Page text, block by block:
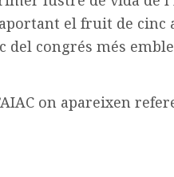
el fruit de cinc
congrés més
on apareixen